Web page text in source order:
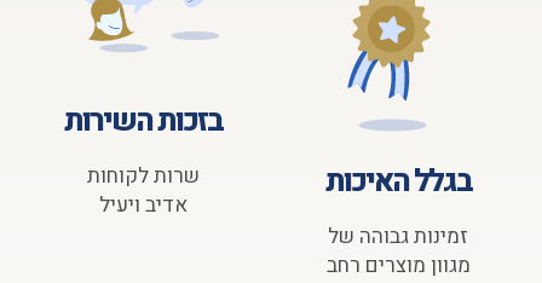
בגלל האיכות
זמינות גבוהה של
מגוון מוצרים רחב
בזכות השירות
שרות לקוחות
אדיב ויעיל